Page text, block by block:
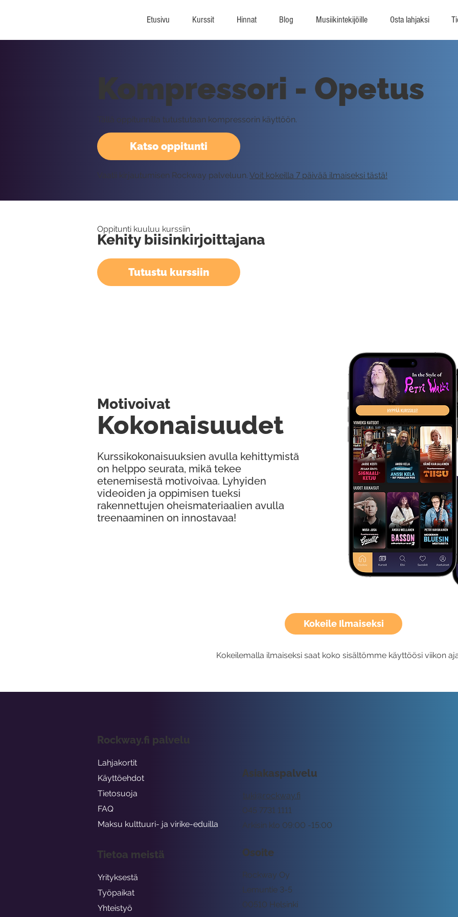
Etusivu Kurssit Hinnat Blog Musiikintekijöille Osta lahjaksi
Kokeile Ilmaiseksi
Kokeilemalla ilmaiseksi saat koko sisältömme käyttöösi viikon
Katso oppitunti
Kompressori - Opetus
Tällä oppitunnilla tutustutaan kompressorin käyttöön.
Vaatii kirjautumisen Rockway palveluun. Voit kokeilla 7 päivää ilmaiseksi tästä!
Oppitunti kuuluu kurssiin
Kehity biisinkirjoittajana
Tutustu kurssiin
Kurssikokonaisuuksien avulla kehittymistä
on helppo seurata, mikä tekee
etenemisestä motivoivaa. Lyhyiden
videoiden ja oppimisen tueksi
rakennettujen oheismateriaalien avulla
treenaaminen on innostavaa!
Kokonaisuudet
Motivoivat
Asiakaspalvelu
tuki@rockway.fi
Arkisin klo 09:00 -15:00
045 7731 1111
Osoite
Rockway Oy
Lemuntie 3-5
00510 Helsinki
Rockway.fi palvelu
Lahjakortit
Käyttöehdot
Tietosuoja
FAQ
Maksu kulttuuri- ja virike-eduilla
Tietoa meistä
Yrityksestä
Työpaikat
Yhteistyö